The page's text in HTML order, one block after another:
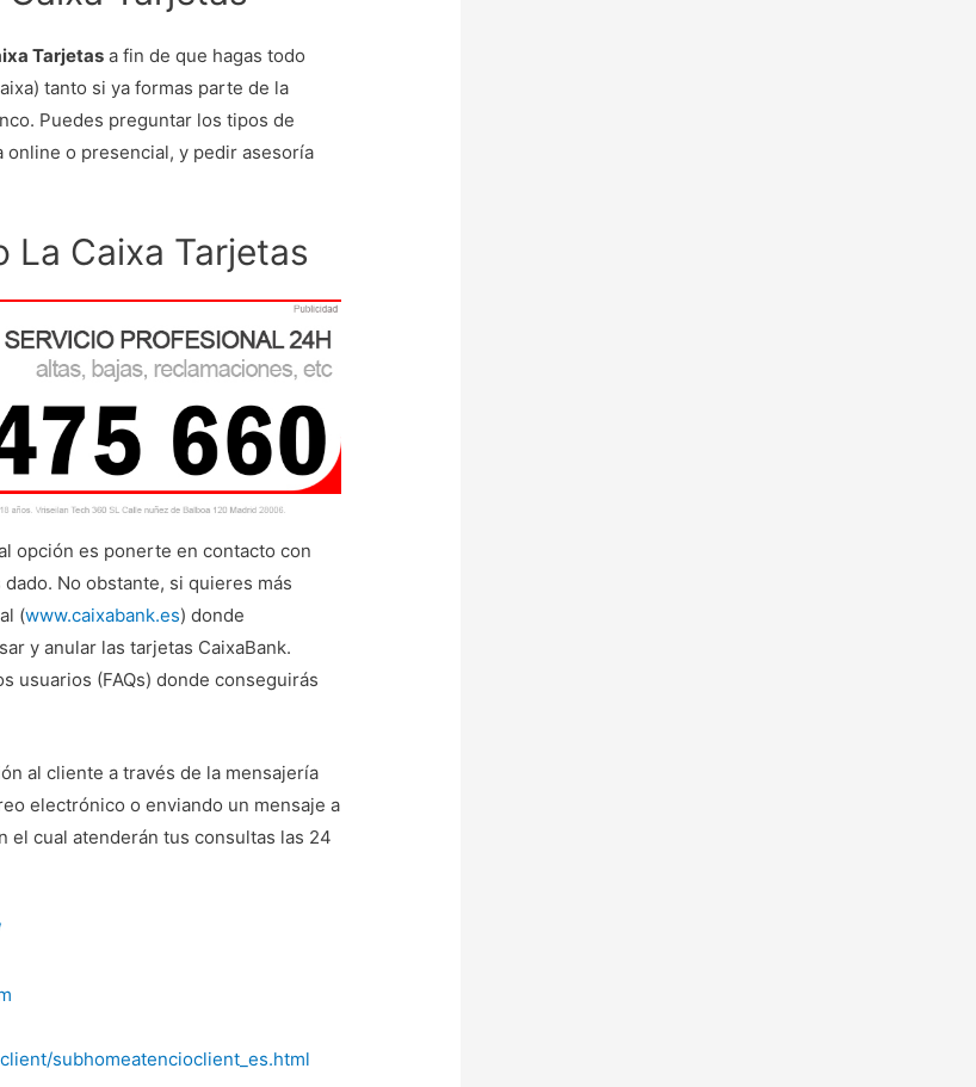
Tarjetas a fin de que hagas todo
tanto si ya formas parte de la
Puedes preguntar los tipos de
o presencial, y pedir asesoría
Caixa Tarjetas
opción es ponerte en contacto con
No obstante, si quieres más
(www.caixabank.es) donde
y anular las tarjetas CaixaBank.
usuarios (FAQs) donde conseguirás
al cliente a través de la mensajería
electrónico o enviando un mensaje a
el cual atenderán tus consultas las 24
subhomeatencioclient_es.html